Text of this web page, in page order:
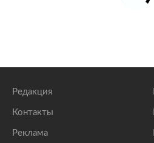
Редакция
Контакты
Реклама